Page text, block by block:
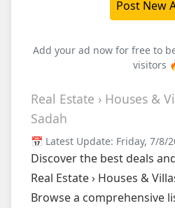
Add your ad now for free to
visitors
Real Estate › Houses &
Sadah
📅 Latest Update: Friday, 7/8/
Discover the best deals
Real Estate › Houses &
Browse a comprehensive